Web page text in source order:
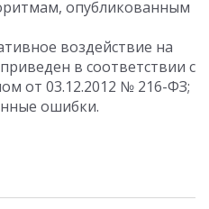
опубликованным
воздействие на
в соответствии с
от 03.12.2012 № 216-ФЗ;
ошибки.